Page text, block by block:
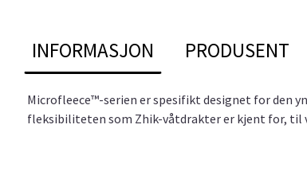
INFORMASJON PRODUSENT
Microfleece™-serien er spesifikt designet for den
fleksibiliteten som Zhik-våtdrakter er kjent for, til